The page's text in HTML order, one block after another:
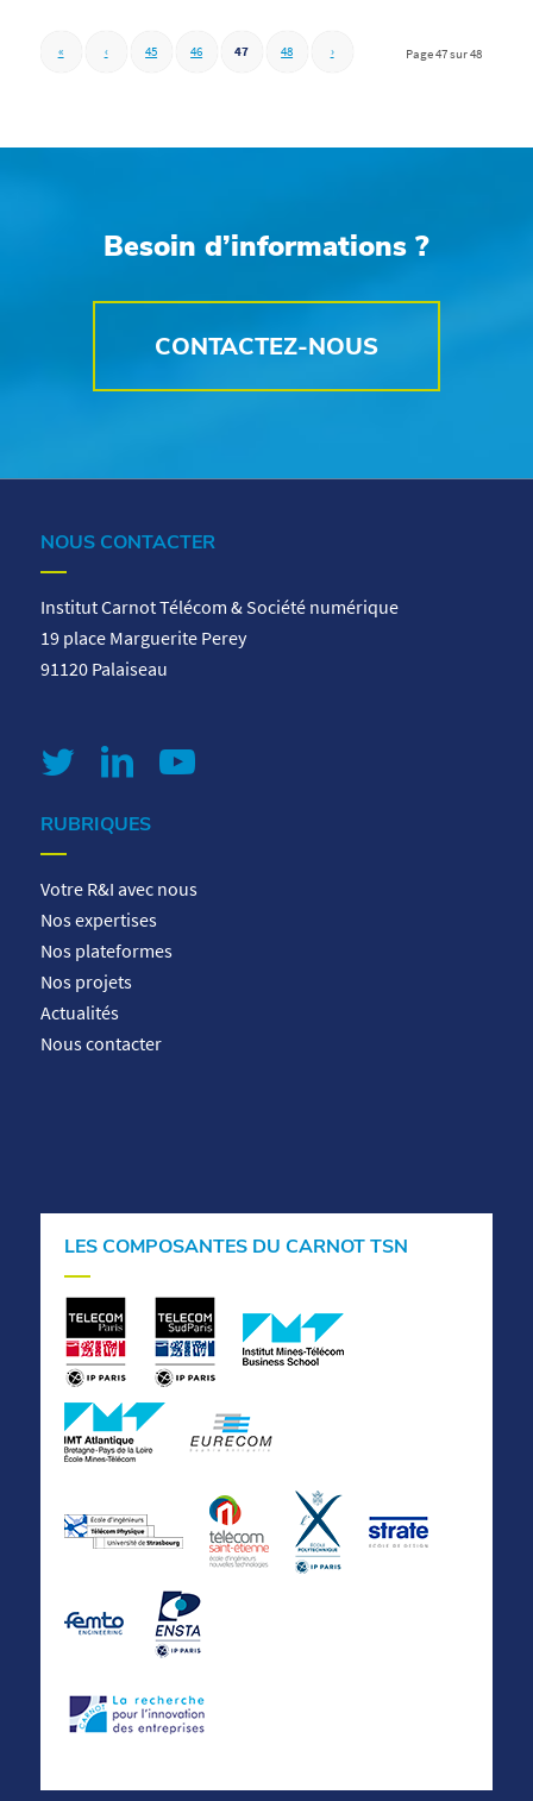
Page 47 sur 48
« ‹ 45 46 47 48 ›
Besoin d’informations ?
CONTACTEZ-NOUS
NOUS CONTACTER
Institut Carnot Télécom & Société numérique
19 place Marguerite Perey
91120 Palaiseau
RUBRIQUES
Votre R&I avec nous
Nos expertises
Nos plateformes
Nos projets
Actualités
Nous contacter
LES COMPOSANTES DU CARNOT TSN